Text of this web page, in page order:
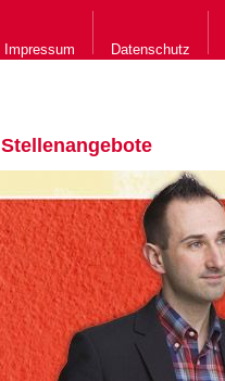
Impressum Datenschutz
Stellenangebote